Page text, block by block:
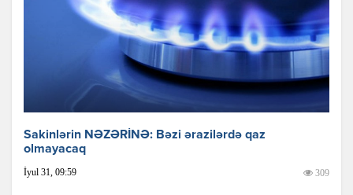
Sakinlərin NƏZƏRİNƏ: Bəzi ərazilərdə qaz
olmayacaq
İyul 31, 09:59 309